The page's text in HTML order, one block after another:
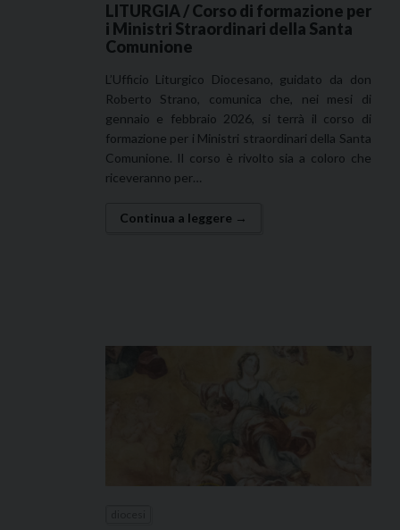
LITURGIA / Corso di formazione per
i Ministri Straordinari della Santa
Comunione
L’Ufficio Liturgico Diocesano, guidato da don
Roberto Strano, comunica che, nei mesi di
gennaio e febbraio 2026, si terrà il corso di
formazione per i Ministri straordinari della Santa
Comunione. Il corso è rivolto sia a coloro che
riceveranno per…
Continua a leggere →